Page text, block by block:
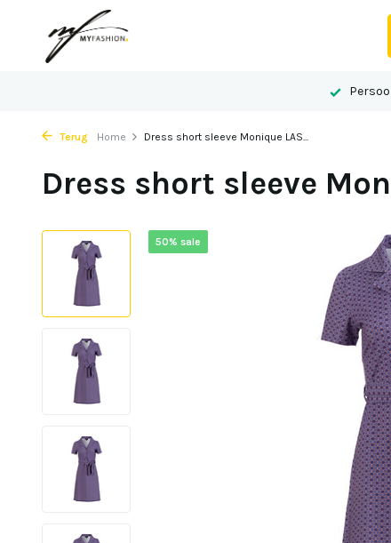
Terug Home Dress short sleeve Monique LAS...
Dress short sleeve
50% sale